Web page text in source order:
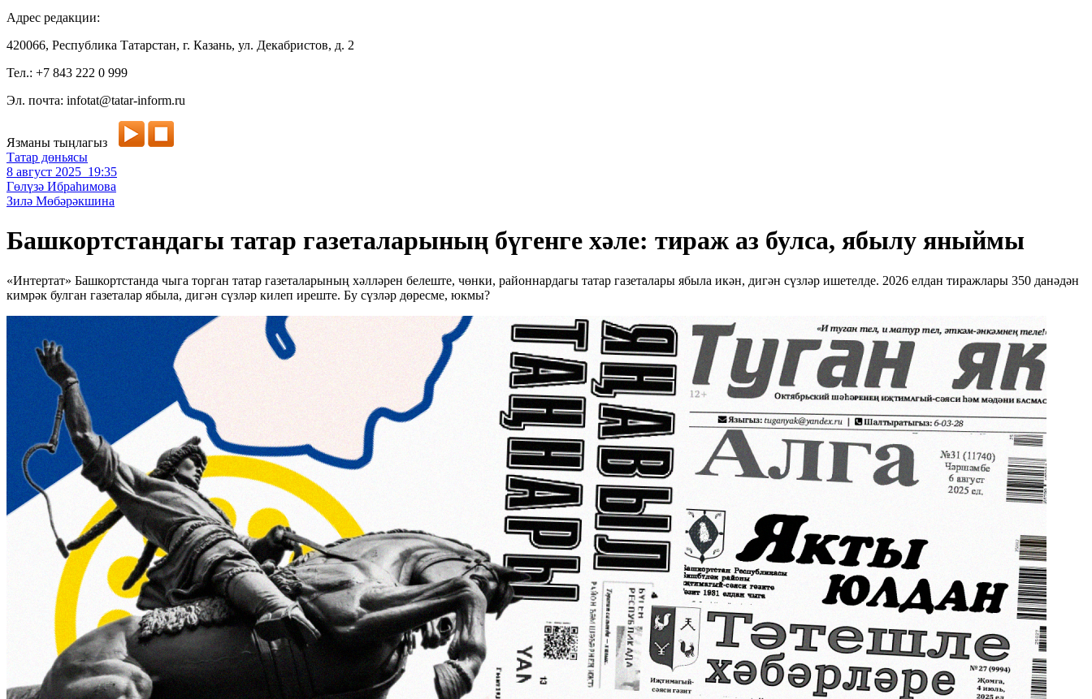
Адрес редакции:
420066, Республика Татарстан, г. Казань, ул. Декабристов, д. 2
Тел.: +7 843 222 0 999
Эл. почта: infotat@tatar-inform.ru
Язманы тыңлагыз
Татар дөньясы
8 август 2025 19:35
Гөлүзә Ибраһимова
Зилә Мөбәрәкшина
Башкортстандагы татар газеталарының бүгенге хәле: тираж аз булса, ябылу яныймы
«Интертат» Башкортстанда чыга торган татар газеталарының хәлләрен белеште, чөнки, районнардагы татар газеталары ябыла икән, дигән сүзләр ишетелде. 2026 елдан тиражлары 350 данәдән
кимрәк булган газеталар ябыла, дигән сүзләр килеп иреште. Бу сүзләр дөресме, юкмы?